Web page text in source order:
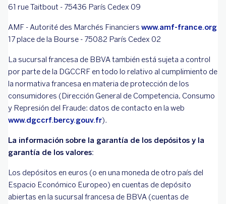
61 rue Taitbout - 75436 París Cedex 09
AMF - Autorité des Marchés Financiers www.amf-france.org
17 place de la Bourse - 75082 París Cedex 02
La sucursal francesa de BBVA también está sujeta a control
por parte de la DGCCRF en todo lo relativo al cumplimiento de
la normativa francesa en materia de protección de los
consumidores (Dirección General de Competencia, Consumo
y Represión del Fraude: datos de contacto en la web
www.dgccrf.bercy.gouv.fr).
La información sobre la garantía de los depósitos y la
garantía de los valores:
Los depósitos en euros (o en una moneda de otro país del
Espacio Económico Europeo) en cuentas de depósito
abiertas en la sucursal francesa de BBVA (cuentas de